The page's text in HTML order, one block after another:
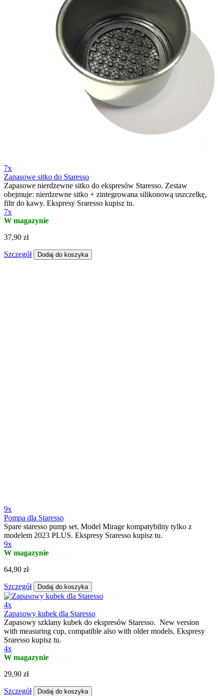
7x
Zapasowe sitko do Staresso
Zapasowe nierdzewne sitko do ekspresów Staresso. Zestaw
obejmuje: nierdzewne sitko + zintegrowana silikonową uszczelkę,
filtr do kawy. Ekspresy Sraresso kupisz tu.
7x
W magazynie
37,90 zł
Szczegół Dodaj do koszyka
9x
Pompa dla Staresso
Spare staresso pump set. Model Mirage kompatybilny tylko z
modelem 2023 PLUS. Ekspresy Sraresso kupisz tu.
9x
W magazynie
64,90 zł
Szczegół Dodaj do koszyka
4x
Zapasowy kubek dla Staresso
Zapasowy szklany kubek do ekspresów Staresso. New version
with measuring cup, compatible also with older models. Ekspresy
Sraresso kupisz tu.
4x
W magazynie
29,90 zł
Szczegół Dodaj do koszyka